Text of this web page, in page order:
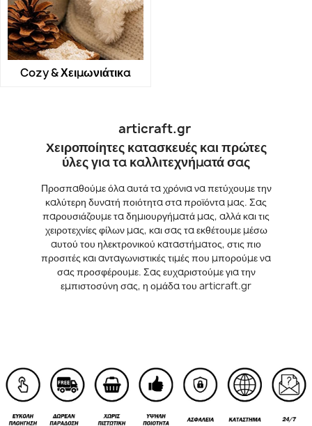
Cozy & Χειμωνιάτικα
articraft.gr
Χειροποίητες κατασκευές και πρώτες
ύλες για τα καλλιτεχνήματά σας
Προσπαθούμε όλα αυτά τα χρόνια να πετύχουμε την
καλύτερη δυνατή ποιότητα στα προϊόντα μας. Σας
παρουσιάζουμε τα δημιουργήματά μας, αλλά και τις
χειροτεχνίες φίλων μας, και σας τα εκθέτουμε μέσω
αυτού του ηλεκτρονικού καταστήματος, στις πιο
προσιτές και ανταγωνιστικές τιμές που μπορούμε να
σας προσφέρουμε. Σας ευχαριστούμε για την
εμπιστοσύνη σας, η ομάδα του articraft.gr